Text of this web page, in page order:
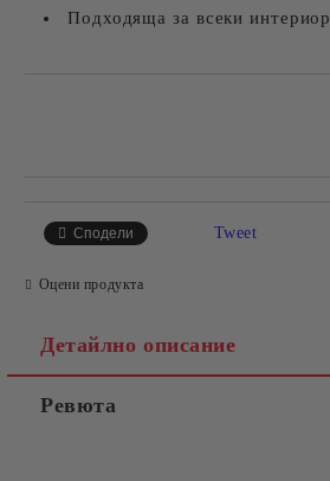
Подходяща за всеки интериор
Сподели Tweet
Оцени продукта
Детайлно описание
Ревюта